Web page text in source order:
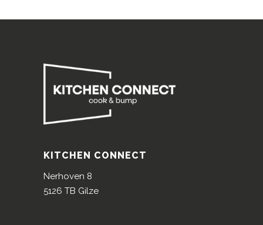
KITCHEN CONNECT
Nerhoven 8
5126 TB Gilze